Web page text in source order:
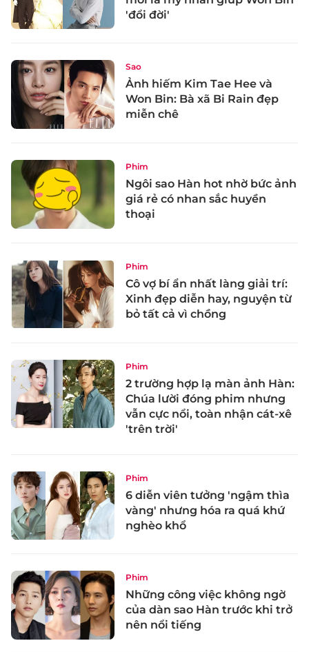
'đổi đời'
Sao
Ảnh hiếm Kim Tae Hee và
Won Bin: Bà xã Bi Rain đẹp
miễn chê
Phim
Ngôi sao Hàn hot nhờ bức ảnh
giá rẻ có nhan sắc huyền
thoại
Phim
Cô vợ bí ẩn nhất làng giải trí:
Xinh đẹp diễn hay, nguyện từ
bỏ tất cả vì chồng
Phim
2 trường hợp lạ màn ảnh Hàn:
Chúa lười đóng phim nhưng
vẫn cực nổi, toàn nhận cát-xê
'trên trời'
Phim
6 diễn viên tưởng 'ngậm thìa
vàng' nhưng hóa ra quá khứ
nghèo khổ
Phim
Những công việc không ngờ
của dàn sao Hàn trước khi trở
nên nổi tiếng